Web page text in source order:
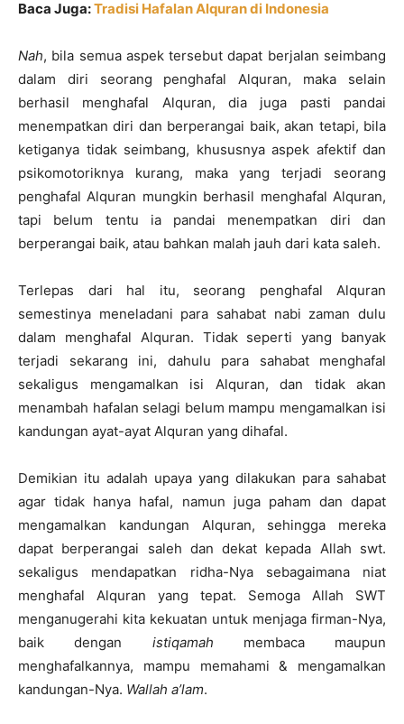
Baca Juga:Tradisi Hafalan Alquran di Indonesia
Nah, bila semua aspek tersebut dapat berjalan seimbang
dalam diri seorang penghafal Alquran, maka selain
berhasil menghafal Alquran, dia juga pasti pandai
menempatkan diri dan berperangai baik, akan tetapi, bila
ketiganya tidak seimbang, khususnya aspek afektif dan
psikomotoriknya kurang, maka yang terjadi seorang
penghafal Alquran mungkin berhasil menghafal Alquran,
tapi belum tentu ia pandai menempatkan diri dan
berperangai baik, atau bahkan malah jauh dari kata saleh.
Terlepas dari hal itu, seorang penghafal Alquran
semestinya meneladani para sahabat nabi zaman dulu
dalam menghafal Alquran. Tidak seperti yang banyak
terjadi sekarang ini, dahulu para sahabat menghafal
sekaligus mengamalkan isi Alquran, dan tidak akan
menambah hafalan selagi belum mampu mengamalkan isi
kandungan ayat-ayat Alquran yang dihafal.
Demikian itu adalah upaya yang dilakukan para sahabat
agar tidak hanya hafal, namun juga paham dan dapat
mengamalkan kandungan Alquran, sehingga mereka
dapat berperangai saleh dan dekat kepada Allah swt.
sekaligus mendapatkan ridha-Nya sebagaimana niat
menghafal Alquran yang tepat. Semoga Allah SWT
menganugerahi kita kekuatan untuk menjaga firman-Nya,
baik dengan istiqamah membaca maupun
menghafalkannya, mampu memahami & mengamalkan
kandungan-Nya. Wallah a’lam.